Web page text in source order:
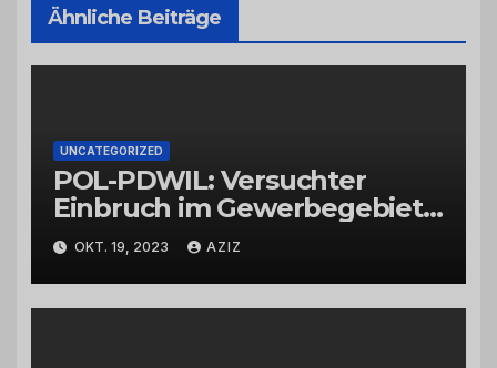
Ähnliche Beiträge
UNCATEGORIZED
POL-PDWIL: Versuchter
Einbruch im Gewerbegebiet
Wittlich
OKT. 19, 2023 AZIZ